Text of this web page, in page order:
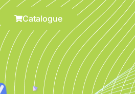
Catalogue